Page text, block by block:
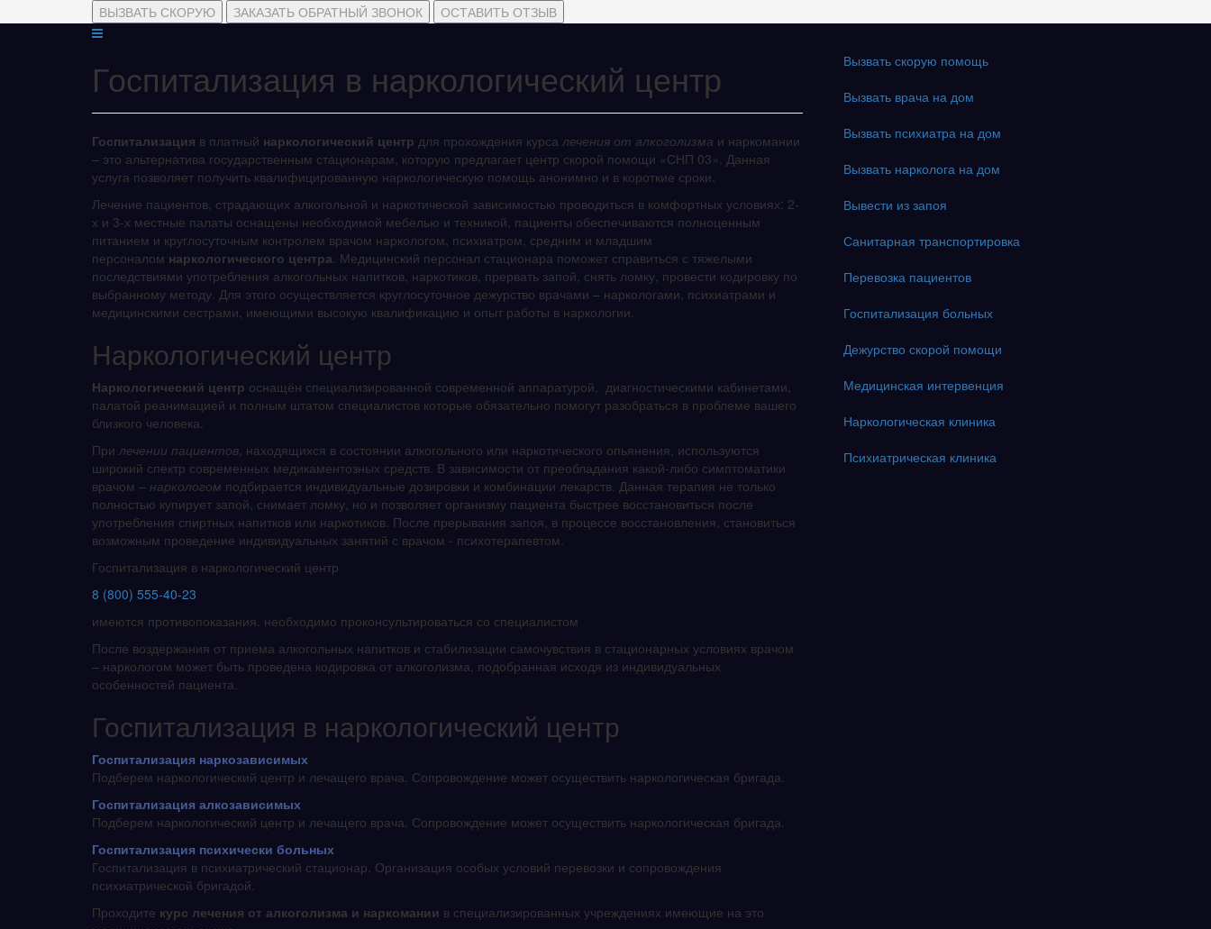
ВЫЗВАТЬ СКОРУЮ ЗАКАЗАТЬ ОБРАТНЫЙ ЗВОНОК ОСТАВИТЬ ОТЗЫВ
Госпитализация в наркологический центр
Госпитализация в платный наркологический центр для прохождения курса лечения от алкоголизма и наркомании
– это альтернатива государственным стационарам, которую предлагает центр скорой помощи «СНП 03». Данная
услуга позволяет получить квалифицированную наркологическую помощь анонимно и в короткие сроки.
Лечение пациентов, страдающих алкогольной и наркотической зависимостью проводиться в комфортных условиях: 2-
х и 3-х местные палаты оснащены необходимой мебелью и техникой, пациенты обеспечиваются полноценным
питанием и круглосуточным контролем врачом наркологом, психиатром, средним и младшим
персоналом наркологического центра. Медицинский персонал стационара поможет справиться с тяжелыми
последствиями употребления алкогольных напитков, наркотиков, прервать запой, снять ломку, провести кодировку по
выбранному методу. Для этого осуществляется круглосуточное дежурство врачами – наркологами, психиатрами и
медицинскими сестрами, имеющими высокую квалификацию и опыт работы в наркологии.
Наркологический центр
Наркологический центр оснащён специализированной современной аппаратурой, диагностическими кабинетами,
палатой реанимацией и полным штатом специалистов которые обязательно помогут разобраться в проблеме вашего
близкого человека.
При лечении пациентов, находящихся в состоянии алкогольного или наркотического опьянения, используются
широкий спектр современных медикаментозных средств. В зависимости от преобладания какой-либо симптоматики
врачом – наркологом подбирается индивидуальные дозировки и комбинации лекарств. Данная терапия не только
полностью купирует запой, снимает ломку, но и позволяет организму пациента быстрее восстановиться после
употребления спиртных напитков или наркотиков. После прерывания запоя, в процессе восстановления, становиться
возможным проведение индивидуальных занятий с врачом - психотерапевтом.
Госпитализация в наркологический центр
8 (800) 555-40-23
имеются противопоказания. необходимо проконсультироваться со специалистом
После воздержания от приема алкогольных напитков и стабилизации самочувствия в стационарных условиях врачом
– наркологом может быть проведена кодировка от алкоголизма, подобранная исходя из индивидуальных
особенностей пациента.
Госпитализация в наркологический центр
Госпитализация наркозависимых
Подберем наркологический центр и лечащего врача. Сопровождение может осуществить наркологическая бригада.
Госпитализация алкозависимых
Подберем наркологический центр и лечащего врача. Сопровождение может осуществить наркологическая бригада.
Госпитализация психически больных
Госпитализация в психиатрический стационар. Организация особых условий перевозки и сопровождения
психиатрической бригадой.
Проходите курс лечения от алкоголизма и наркомании в специализированных учреждениях имеющие на это
Вызвать скорую помощь
Вызвать врача на дом
Вызвать психиатра на дом
Вызвать нарколога на дом
Вывести из запоя
Санитарная транспортировка
Перевозка пациентов
Госпитализация больных
Дежурство скорой помощи
Медицинская интервенция
Наркологическая клиника
Психиатрическая клиника